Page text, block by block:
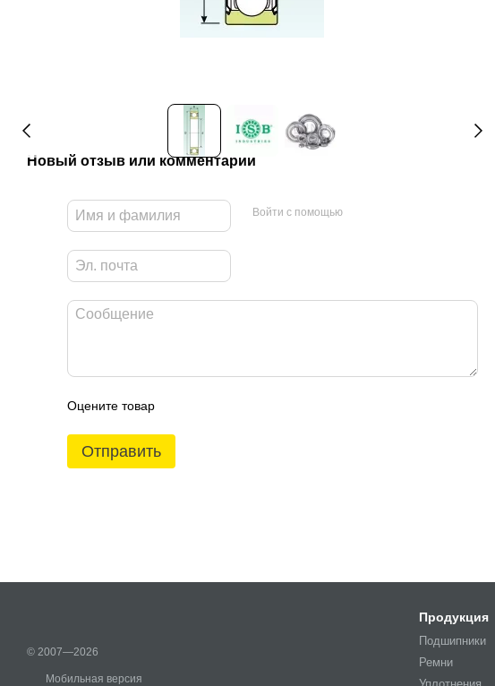
Новый отзыв или комментарий
Войти с помощью
Оцените товар
Отправить
© 2007—2026
Мобильная версия
Продукция
Подшипники
Ремни